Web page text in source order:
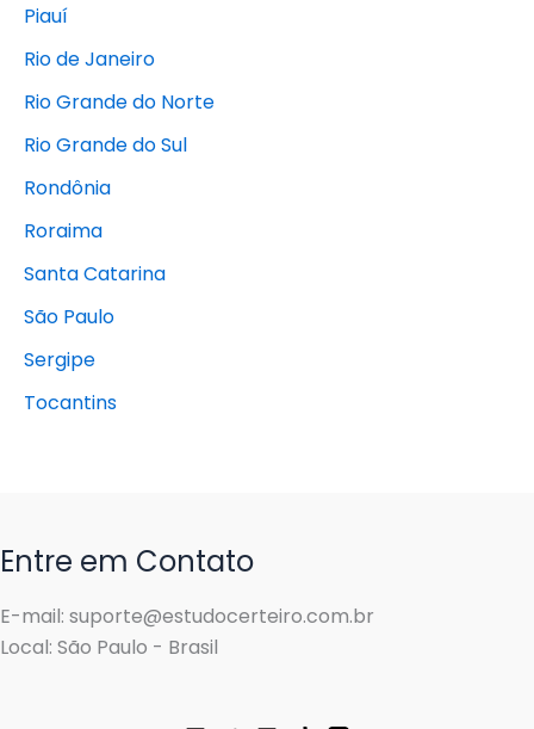
Piauí
Rio de Janeiro
Rio Grande do Norte
Rio Grande do Sul
Rondônia
Roraima
Santa Catarina
São Paulo
Sergipe
Tocantins
Entre em Contato
E-mail: suporte@estudocerteiro.com.br
Local: São Paulo - Brasil